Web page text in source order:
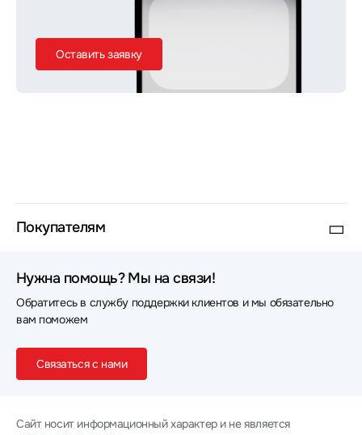
Оставить заявку
Покупателям
Нужна помощь? Мы на связи!
Обратитесь в службу поддержки клиентов и мы обязательно
вам поможем
Связаться с нами
Сайт носит информационный характер и не является